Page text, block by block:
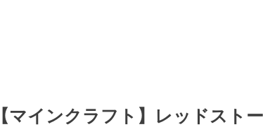
【マインクラフト】レッドスト